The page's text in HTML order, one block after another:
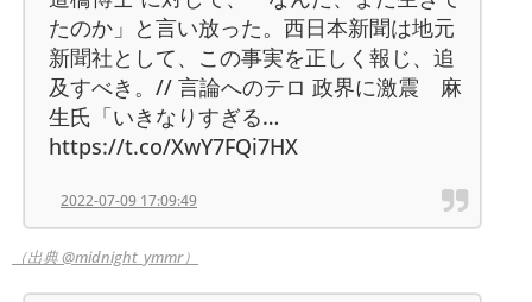
たのか」と言い放った。西日本新聞は地元
新聞社として、この事実を正しく報じ、追
及すべき。// 言論へのテロ 政界に激震 麻
生氏「いきなりすぎる…
https://t.co/XwY7FQi7HX
2022-07-09 17:09:49
（出典 @midnight_ymmr）